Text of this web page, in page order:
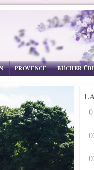
PROVENCE BÜCHER